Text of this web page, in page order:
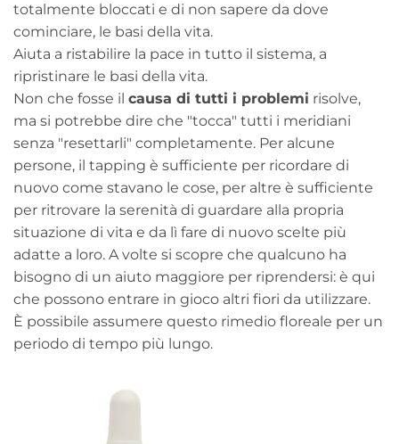
totalmente bloccati e di non sapere da dove
cominciare, le basi della vita.
Aiuta a ristabilire la pace in tutto il sistema, a
ripristinare le basi della vita.
Non che fosse il causa di tutti i problemi risolve,
ma si potrebbe dire che "tocca" tutti i meridiani
senza "resettarli" completamente. Per alcune
persone, il tapping è sufficiente per ricordare di
nuovo come stavano le cose, per altre è sufficiente
per ritrovare la serenità di guardare alla propria
situazione di vita e da lì fare di nuovo scelte più
adatte a loro. A volte si scopre che qualcuno ha
bisogno di un aiuto maggiore per riprendersi: è qui
che possono entrare in gioco altri fiori da utilizzare.
È possibile assumere questo rimedio floreale per un
periodo di tempo più lungo.